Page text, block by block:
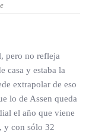
pero no refleja
casa y estaba la
extrapolar de eso
lo de Assen queda
el año que viene
y con sólo 32